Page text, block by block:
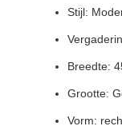
Stijl:
Breedte:
Grootte:
Vorm: